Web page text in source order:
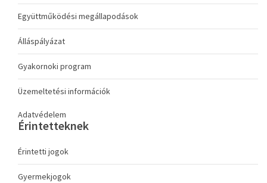
Együttműködési megállapodások
Álláspályázat
Gyakornoki program
Üzemeltetési információk
Adatvédelem
Érintetteknek
Érintetti jogok
Gyermekjogok